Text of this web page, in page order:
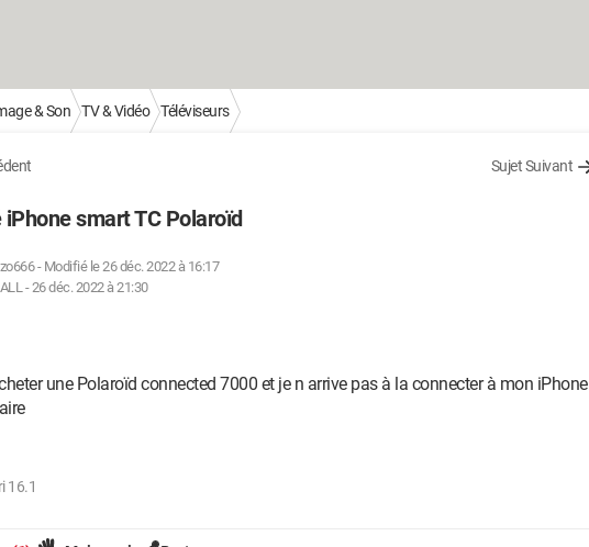
& Son TV & Vidéo Téléviseurs
Sujet Suivant
smart TC Polaroïd
- Modifié le 26 déc. 2022 à 16:17
-26 déc. 2022 à 21:30
une Polaroïd connected 7000 et je n arrive pas à la connecter à mon iPhone
16.1